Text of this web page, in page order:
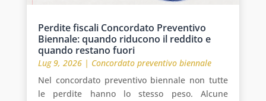
Perdite fiscali Concordato Preventivo
Biennale: quando riducono il reddito e
quando restano fuori
Lug 9, 2026| Concordato preventivo biennale
Nel concordato preventivo biennale non tutte
le perdite hanno lo stesso peso. Alcune